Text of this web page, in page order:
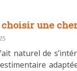
une
naturel de